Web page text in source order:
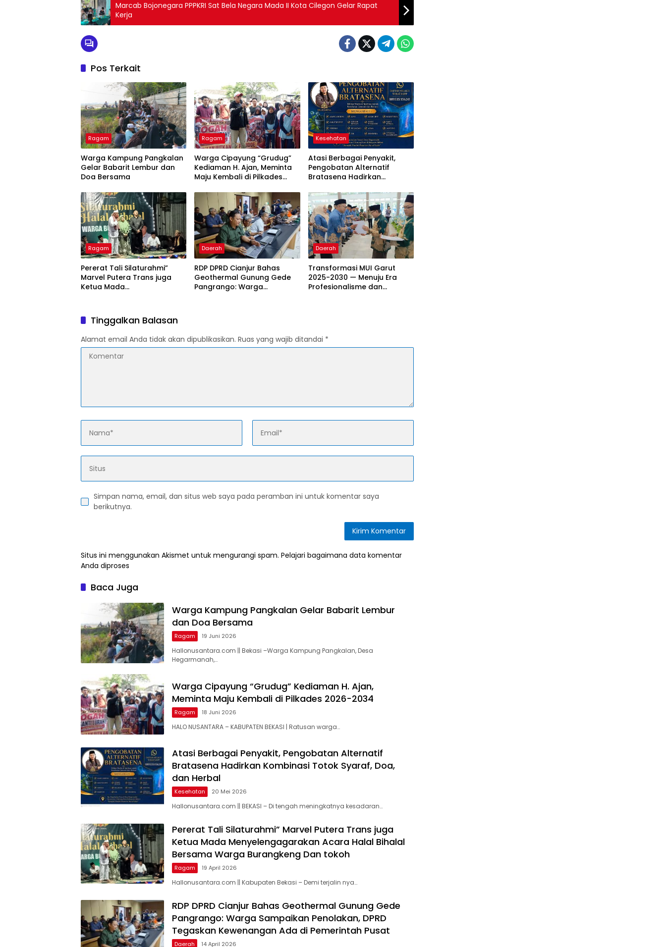
Marcab Bojonegara PPPKRI Sat Bela Negara Mada II Kota Cilegon Gelar Rapat
Kerja
Pos Terkait
Ragam
Warga Kampung Pangkalan
Gelar Babarit Lembur dan
Doa Bersama
Ragam
Warga Cipayung “Grudug”
Kediaman H. Ajan, Meminta
Maju Kembali di Pilkades
Kesehatan
Atasi Berbagai Penyakit,
Pengobatan Alternatif
Bratasena Hadirkan
Doa, dan Herbal
Ragam
Pererat Tali Silaturahmi”
Marvel Putera Trans juga
Ketua Mada
Warga Burangkeng Dan
tokoh
Daerah
RDP DPRD Cianjur Bahas
Geothermal Gunung Gede
Pangrango: Warga
Daerah
Transformasi MUI Garut
2025-2030 — Menuju Era
Profesionalisme dan
Tinggalkan Balasan
Alamat email Anda tidak akan dipublikasikan. Ruas yang wajib ditandai *
Simpan nama, email, dan situs web saya pada peramban ini untuk komentar saya
berikutnya.
Situs ini menggunakan Akismet untuk mengurangi spam. Pelajari bagaimana data komentar
Anda diproses
Baca Juga
Warga Kampung Pangkalan Gelar Babarit Lembur
dan Doa Bersama
Ragam 19 Juni 2026
Hallonusantara.com || Bekasi –Warga Kampung Pangkalan, Desa
Hegarmanah,…
Warga Cipayung “Grudug” Kediaman H. Ajan,
Meminta Maju Kembali di Pilkades 2026-2034
Ragam 18 Juni 2026
HALO NUSANTARA – KABUPATEN BEKASI | Ratusan warga…
Atasi Berbagai Penyakit, Pengobatan Alternatif
Bratasena Hadirkan Kombinasi Totok Syaraf, Doa,
dan Herbal
Kesehatan 20 Mei 2026
Hallonusantara.com || BEKASI – Di tengah meningkatnya kesadaran…
Pererat Tali Silaturahmi” Marvel Putera Trans juga
Ketua Mada Menyelengagarakan Acara Halal Bihalal
Bersama Warga Burangkeng Dan tokoh
Ragam 19 April 2026
Hallonusantara.com || Kabupaten Bekasi – Demi terjalin nya…
RDP DPRD Cianjur Bahas Geothermal Gunung Gede
Pangrango: Warga Sampaikan Penolakan, DPRD
Tegaskan Kewenangan Ada di Pemerintah Pusat
Daerah 14 April 2026